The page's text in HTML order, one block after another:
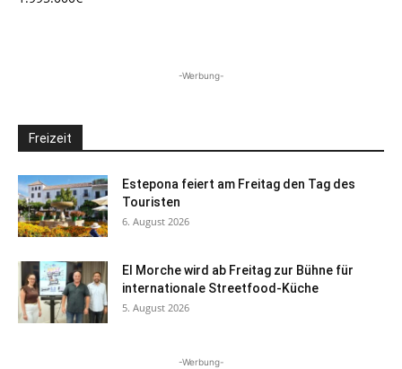
-Werbung-
Freizeit
Estepona feiert am Freitag den Tag des
Touristen
6. August 2026
El Morche wird ab Freitag zur Bühne für
internationale Streetfood-Küche
5. August 2026
-Werbung-